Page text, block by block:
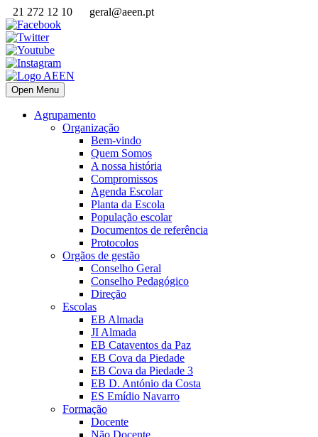
21 272 12 10 geral@aeen.pt
Open Menu
Agrupamento
Organização
Bem-vindo
Quem Somos
A nossa história
Compromissos
Agenda Escolar
Planta da Escola
População escolar
Documentos de referência
Protocolos
Orgãos de gestão
Conselho Geral
Conselho Pedagógico
Direção
Escolas
EB Almada
JI Almada
EB Cataventos da Paz
EB Cova da Piedade
EB Cova da Piedade 3
EB D. António da Costa
ES Emídio Navarro
Formação
Docente
Não Docente